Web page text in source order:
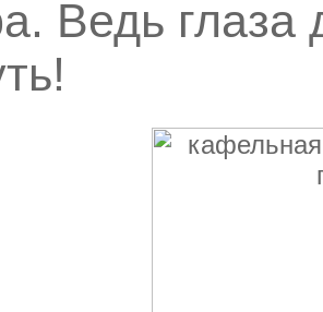
Ведь глаза